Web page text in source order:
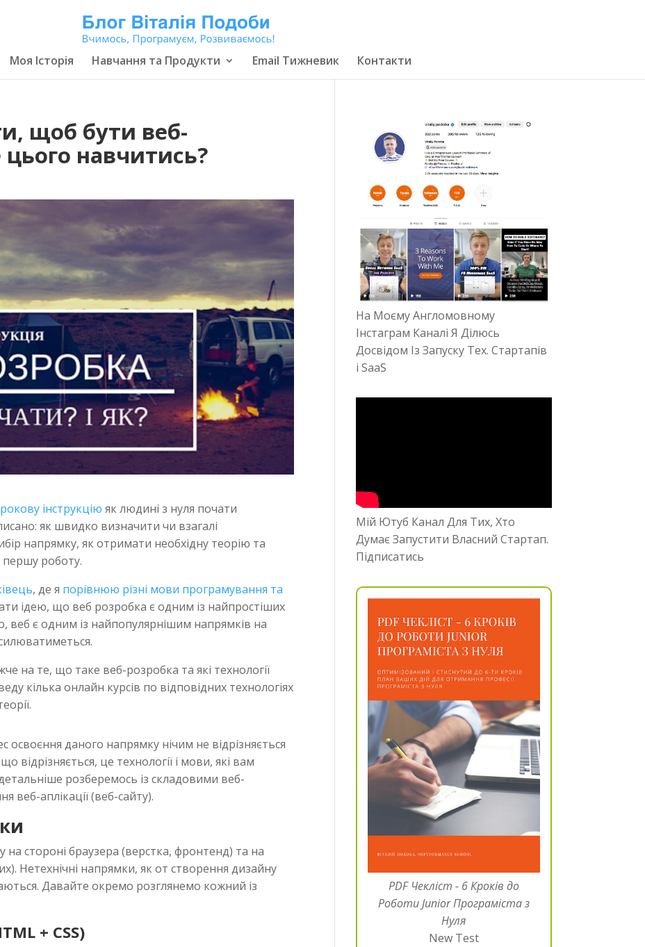
Моя Історія Навчання та Продукти Email Тижневик Контакти
щоб бути веб-
навчитись?
інструкцію як людині з нуля почати
як швидко визначити чи взагалі
напрямку, як отримати необхідну теорію та
першу роботу.
, де я порівнюю різні мови програмування та
ідею, що веб розробка є одним із найпростіших
веб є одним із найпопулярнішим напрямків на
на те, що таке веб-розробка та які технології
кілька онлайн курсів по відповідних технологіях
даного напрямку нічим не відрізняється
відрізняється, це технології і мови, які вам
розберемось із складовими веб-
веб-аплікації (веб-сайту).
на стороні браузера (верстка, фронтенд) та на
Нетехнічні напрямки, як от створення дизайну
Давайте окремо розглянемо кожний із
+ CSS)
На Моєму Англомовному
Інстаграм Каналі Я Ділюсь
Досвідом Із Запуску Тех. Стартапів
і SaaS
Мій Ютуб Канал Для Тих, Хто
Думає Запустити Власний Стартап.
Підписатись
PDF Чекліст - 6 Кроків до
Роботи Junior Програміста з
Нуля
New Test